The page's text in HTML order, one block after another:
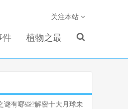
件 植物之最
关注本站
谜有哪些?解密十大月球未